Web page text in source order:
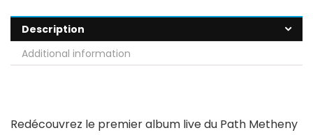
Description
Additional information
Redécouvrez le premier album live du Path Metheny